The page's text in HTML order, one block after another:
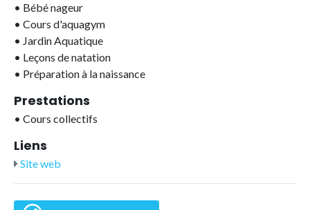
• Bébé nageur
• Cours d'aquagym
• Jardin Aquatique
• Leçons de natation
• Préparation à la naissance
Prestations
• Cours collectifs
Liens
Site web